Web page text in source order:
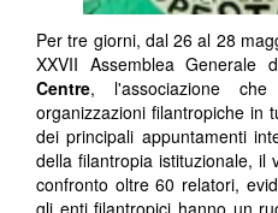
Per tre giorni, dal 26 al 28
XXVII Assemblea Generale
Centre, l'associazione
organizzazioni filantropiche in
dei principali appuntamenti
della filantropia istituzionale, il
confronto oltre 60 relatori,
gli enti filantropici hanno un